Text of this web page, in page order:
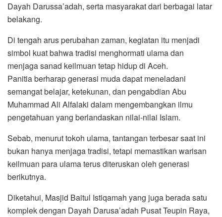
Dayah Darussa’adah, serta masyarakat dari berbagai latar
belakang.
Di tengah arus perubahan zaman, kegiatan itu menjadi
simbol kuat bahwa tradisi menghormati ulama dan
menjaga sanad keilmuan tetap hidup di Aceh.
Panitia berharap generasi muda dapat meneladani
semangat belajar, ketekunan, dan pengabdian Abu
Muhammad Ali Alfalaki dalam mengembangkan ilmu
pengetahuan yang berlandaskan nilai-nilai Islam.
Sebab, menurut tokoh ulama, tantangan terbesar saat ini
bukan hanya menjaga tradisi, tetapi memastikan warisan
keilmuan para ulama terus diteruskan oleh generasi
berikutnya.
Diketahui, Masjid Baitul Istiqamah yang juga berada satu
komplek dengan Dayah Darusa’adah Pusat Teupin Raya,